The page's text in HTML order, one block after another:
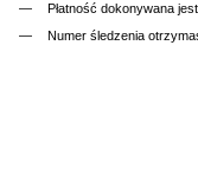
Płatność dokonywana
Numer śledzenia